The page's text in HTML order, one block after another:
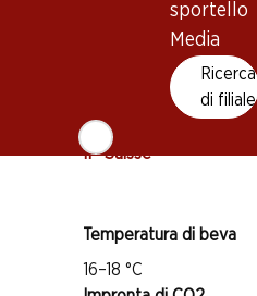
sportello
Media
Ricerca
di filiale
Maturità di beva
1–5 anni
IP-Suisse
Temperatura di beva
16–18 °C